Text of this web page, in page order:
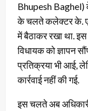
Bhupesh Baghel) के
के चलते कलेक्टर के.
में बैठाकर रखा था.
विधायक को ज्ञापन
प्रतिक्रया भी आई,
कार्रवाई नहीं की गई.
इस चलते अब